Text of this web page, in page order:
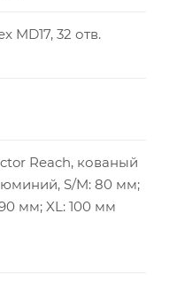
MD17, 32 отв.
Reach, кованый
S/M: 80 мм;
мм; XL: 100 мм